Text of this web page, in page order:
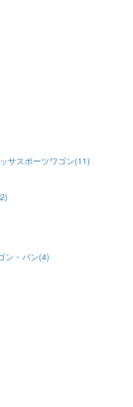
サスポーツワゴン(11)
ン・バン(4)